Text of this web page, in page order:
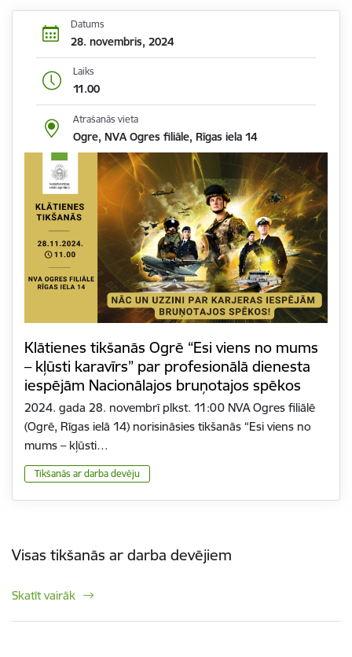
Datums
28. novembris, 2024
Laiks
11.00
Atrašanās vieta
Ogre, NVA Ogres filiāle, Rīgas iela 14
Klātienes tikšanās Ogrē “Esi viens no mums
– kļūsti karavīrs” par profesionālā dienesta
iespējām Nacionālajos bruņotajos spēkos
2024. gada 28. novembrī plkst. 11:00 NVA Ogres filiālē
(Ogrē, Rīgas ielā 14) norisināsies tikšanās “Esi viens no
mums – kļūsti…
Tikšanās ar darba devēju
Visas tikšanās ar darba devējiem
Skatīt vairāk